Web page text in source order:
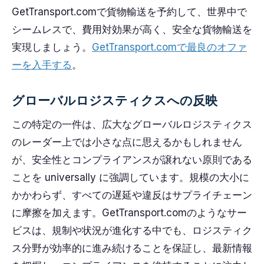
GetTransport.comで貨物輸送を予約して、世界中で
シームレスで、費用対効果が高く、安全な貨物輸送を
実現しましょう。 GetTransport.comで最良のオファ
ーを入手する。
グローバルロジスティクスへの反映
この特定の一件は、広大なグローバルロジスティクス
のレーダー上では小さな点に思えるかもしれません
が、安全性とコンプライアンスが譲れない原則である
ことを universally に強調しています。規模の大小に
かかわらず、すべての遅延や違反はサプライチェーン
に摩擦を加えます。GetTransport.comのようなサー
ビスは、規制や状況が進化する中でも、ロジスティク
ス分野が効率的に進み続けることを保証し、最新情報